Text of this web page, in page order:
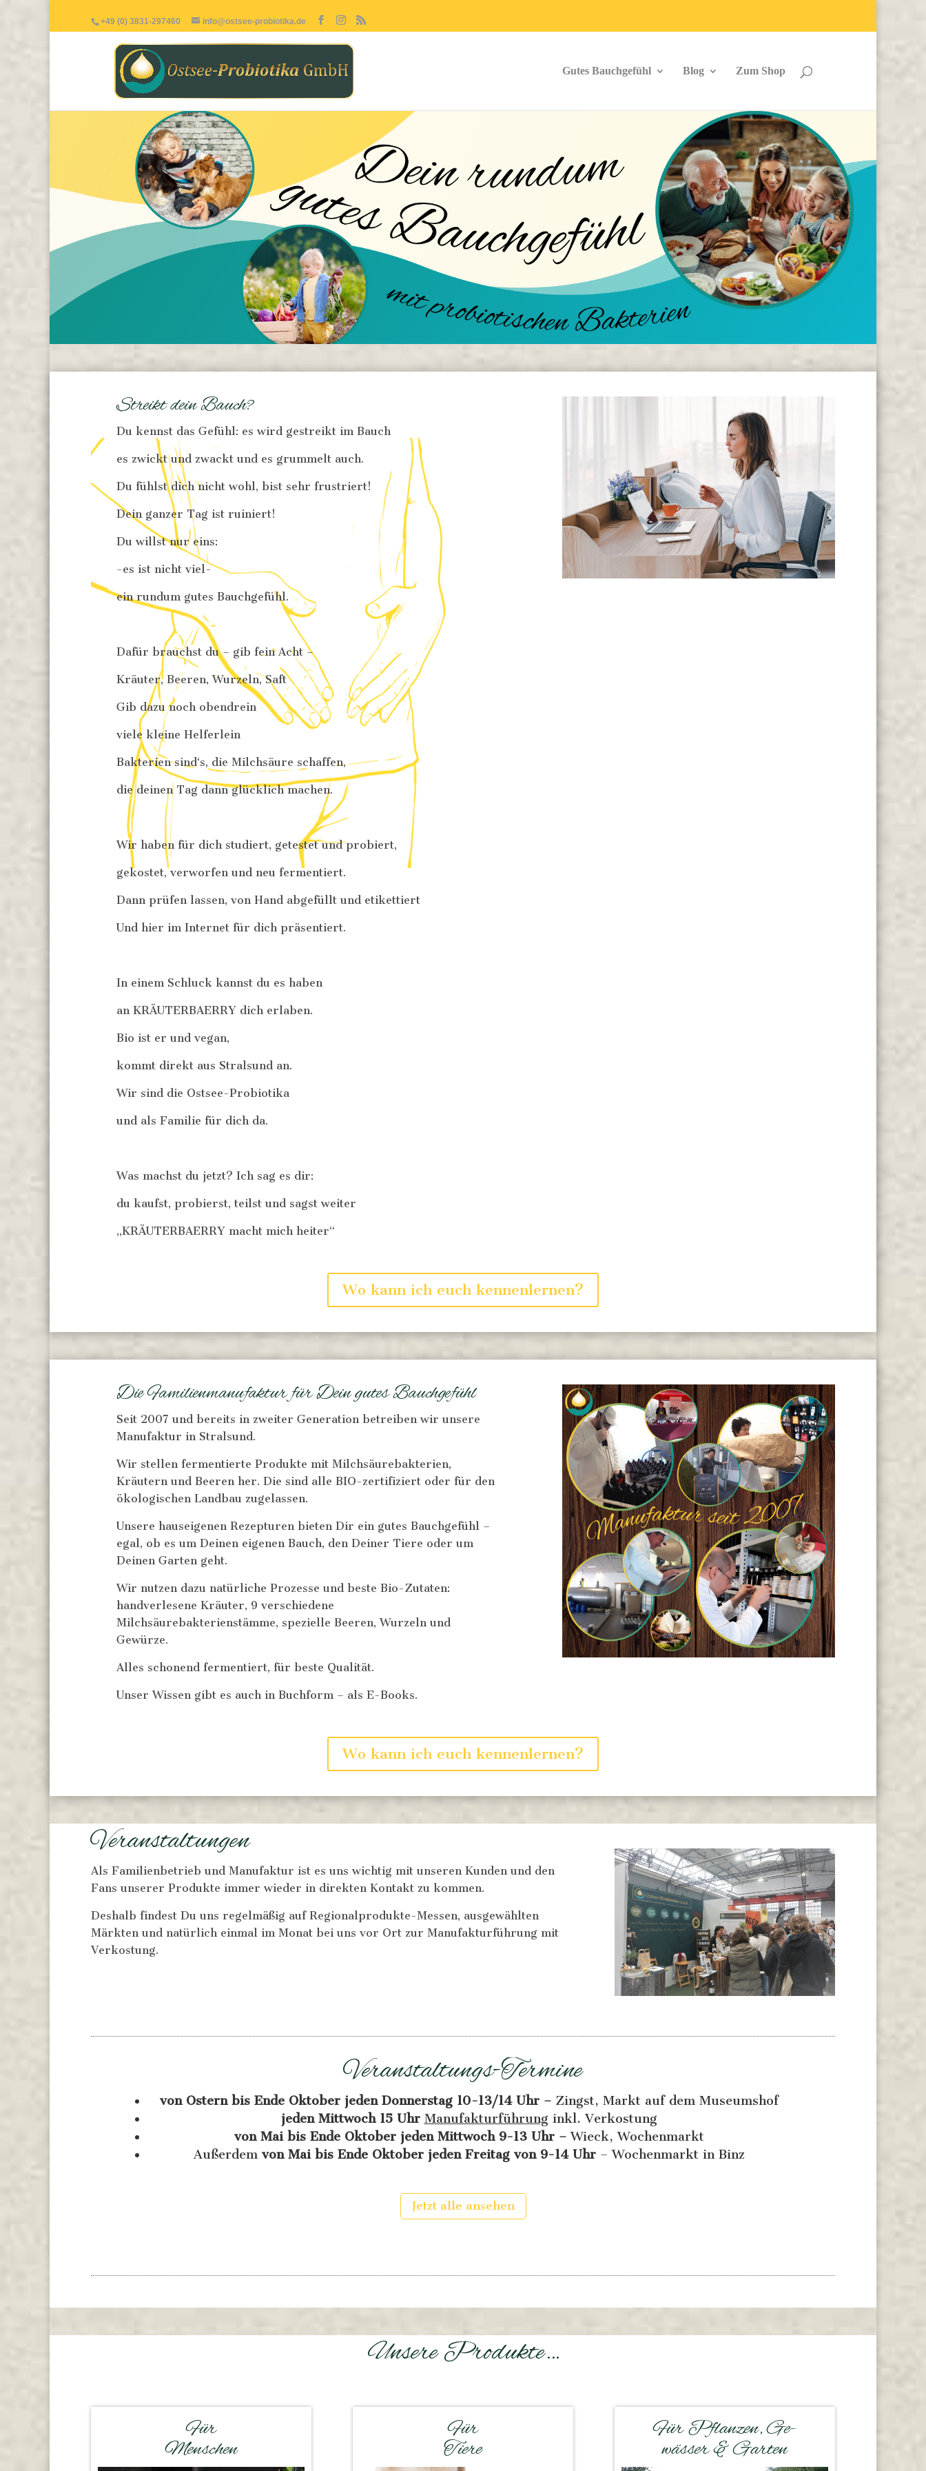
+49 (0) 3831-297460 info@ostsee-probiotika.de
Gutes Bauchgefühl Blog Zum Shop
Streikt dein Bauch?
Du kennst das Gefühl: es wird gestreikt im Bauch
es zwickt und zwackt und es grummelt auch.
Du fühlst dich nicht wohl, bist sehr frustriert!
Dein ganzer Tag ist ruiniert!
Du willst nur eins:
-es ist nicht viel-
ein rundum gutes Bauchgefühl.
Dafür brauchst du – gib fein Acht –
Kräuter, Beeren, Wurzeln, Saft
Gib dazu noch obendrein
viele kleine Helferlein
Bakterien sind‘s, die Milchsäure schaffen,
die deinen Tag dann glücklich machen.
Wir haben für dich studiert, getestet und probiert,
gekostet, verworfen und neu fermentiert.
Dann prüfen lassen, von Hand abgefüllt und etikettiert
Und hier im Internet für dich präsentiert.
In einem Schluck kannst du es haben
an KRÄUTERBAERRY dich erlaben.
Bio ist er und vegan,
kommt direkt aus Stralsund an.
Wir sind die Ostsee-Probiotika
und als Familie für dich da.
Was machst du jetzt? Ich sag es dir:
du kaufst, probierst, teilst und sagst weiter
„KRÄUTERBAERRY macht mich heiter“
Wo kann ich euch kennenlernen?
Die Familienmanufaktur für Dein gutes Bauchgefühl
Seit 2007 und bereits in zweiter Generation betreiben wir unsere
Manufaktur in Stralsund.
Wir stellen fermentierte Produkte mit Milchsäurebakterien,
Kräutern und Beeren her. Die sind alle BIO-zertifiziert oder für den
ökologischen Landbau zugelassen.
Unsere hauseigenen Rezepturen bieten Dir ein gutes Bauchgefühl –
egal, ob es um Deinen eigenen Bauch, den Deiner Tiere oder um
Deinen Garten geht.
Wir nutzen dazu natürliche Prozesse und beste Bio-Zutaten:
handverlesene Kräuter, 9 verschiedene
Milchsäurebakterienstämme, spezielle Beeren, Wurzeln und
Gewürze.
Alles schonend fermentiert, für beste Qualität.
Unser Wissen gibt es auch in Buchform – als E-Books.
Wo kann ich euch kennenlernen?
Veranstaltungen
Als Familienbetrieb und Manufaktur ist es uns wichtig mit unseren Kunden und den
Fans unserer Produkte immer wieder in direkten Kontakt zu kommen.
Deshalb findest Du uns regelmäßig auf Regionalprodukte-Messen, ausgewählten
Märkten und natürlich einmal im Monat bei uns vor Ort zur Manufakturführung mit
Verkostung.
Veranstaltungs-Termine
von Ostern bis Ende Oktober jeden Donnerstag 10-13/14 Uhr – Zingst, Markt auf dem Museumshof
jeden Mittwoch 15 Uhr Manufakturführung inkl. Verkostung
von Mai bis Ende Oktober jeden Mittwoch 9-13 Uhr –Wieck, Wochenmarkt
Außerdem von Mai bis Ende Oktober jeden Freitag von 9-14 Uhr– Wochenmarkt in Binz
Jetzt alle ansehen
Unsere Produkte…
Für
Menschen
Für
Tiere
Für Pflanzen, Ge-
wässer & Garten